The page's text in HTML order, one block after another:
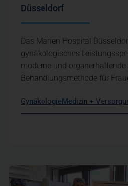
Düsseldorf
Das Marien Hospital
gynäkologisches
moderne und organerhaltende
Behandlungsmethode für
GynäkologieMedizin +